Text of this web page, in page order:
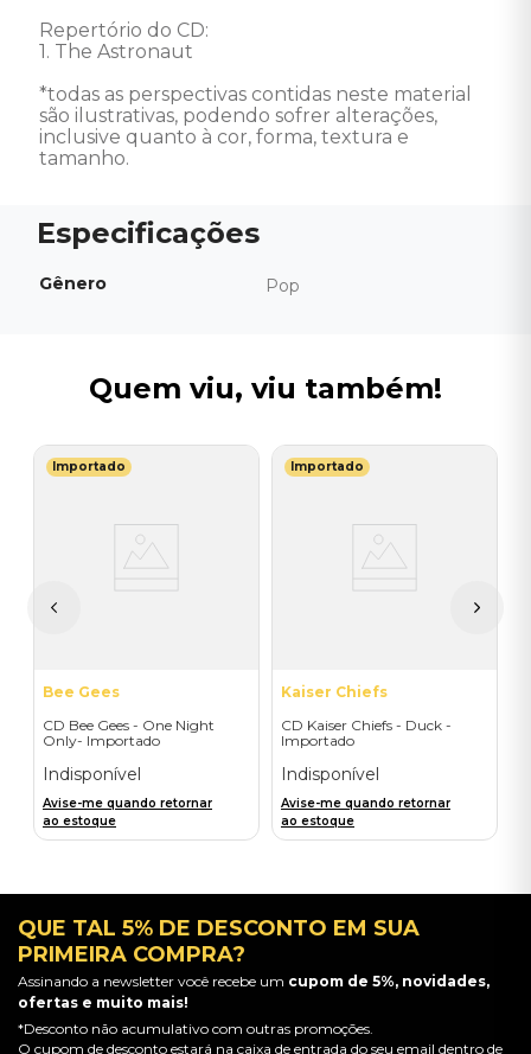
Repertório do CD:
1. The Astronaut
*todas as perspectivas contidas neste material
são ilustrativas, podendo sofrer alterações,
inclusive quanto à cor, forma, textura e
tamanho.
Gênero Pop
Quem viu, viu também!
Importado
Bee Gees
CD Bee Gees - One Night
Only- Importado
Indisponível
Avise-me quando retornar
ao estoque
Importado
Kaiser Chiefs
CD Kaiser Chiefs - Duck -
Importado
Indisponível
Avise-me quando retornar
ao estoque
QUE TAL 5% DE DESCONTO EM SUA
PRIMEIRA COMPRA?
Assinando a newsletter você recebe um cupom de 5%, novidades,
ofertas e muito mais!
*Desconto não acumulativo com outras promoções.
O cupom de desconto estará na caixa de entrada do seu email dentro de